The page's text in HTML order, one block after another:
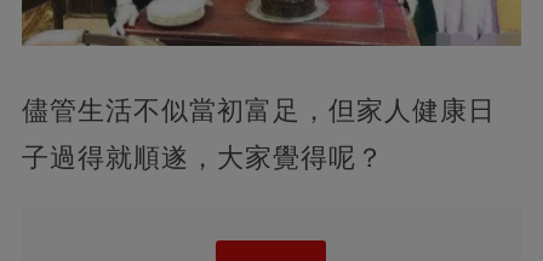
儘管生活不似當初富足，但家人健康日
子過得就順遂，大家覺得呢？